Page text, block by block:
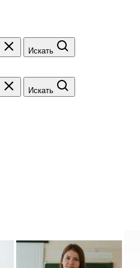
Искать
Искать